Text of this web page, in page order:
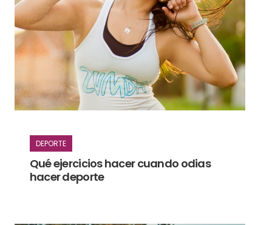
DEPORTE
Qué ejercicios hacer cuando odias
hacer deporte